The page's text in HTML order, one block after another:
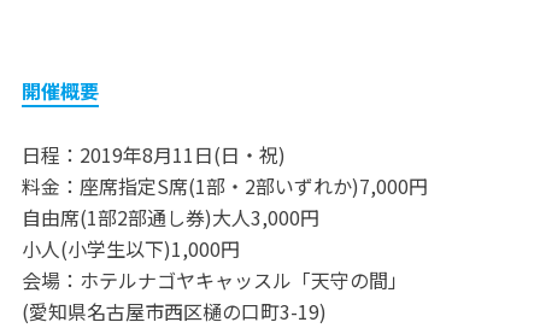
開催概要
日程：2019年8月11日(日・祝)
料金：座席指定S席(1部・2部いずれか)7,000円
自由席(1部2部通し券)大人3,000円
小人(小学生以下)1,000円
会場：ホテルナゴヤキャッスル「天守の間」
(愛知県名古屋市西区樋の口町3-19)